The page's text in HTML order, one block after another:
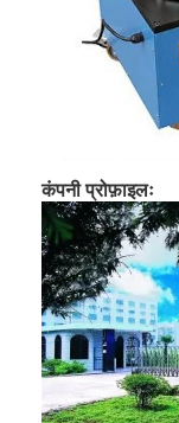
कंपनी प्रोफ़ाइलः